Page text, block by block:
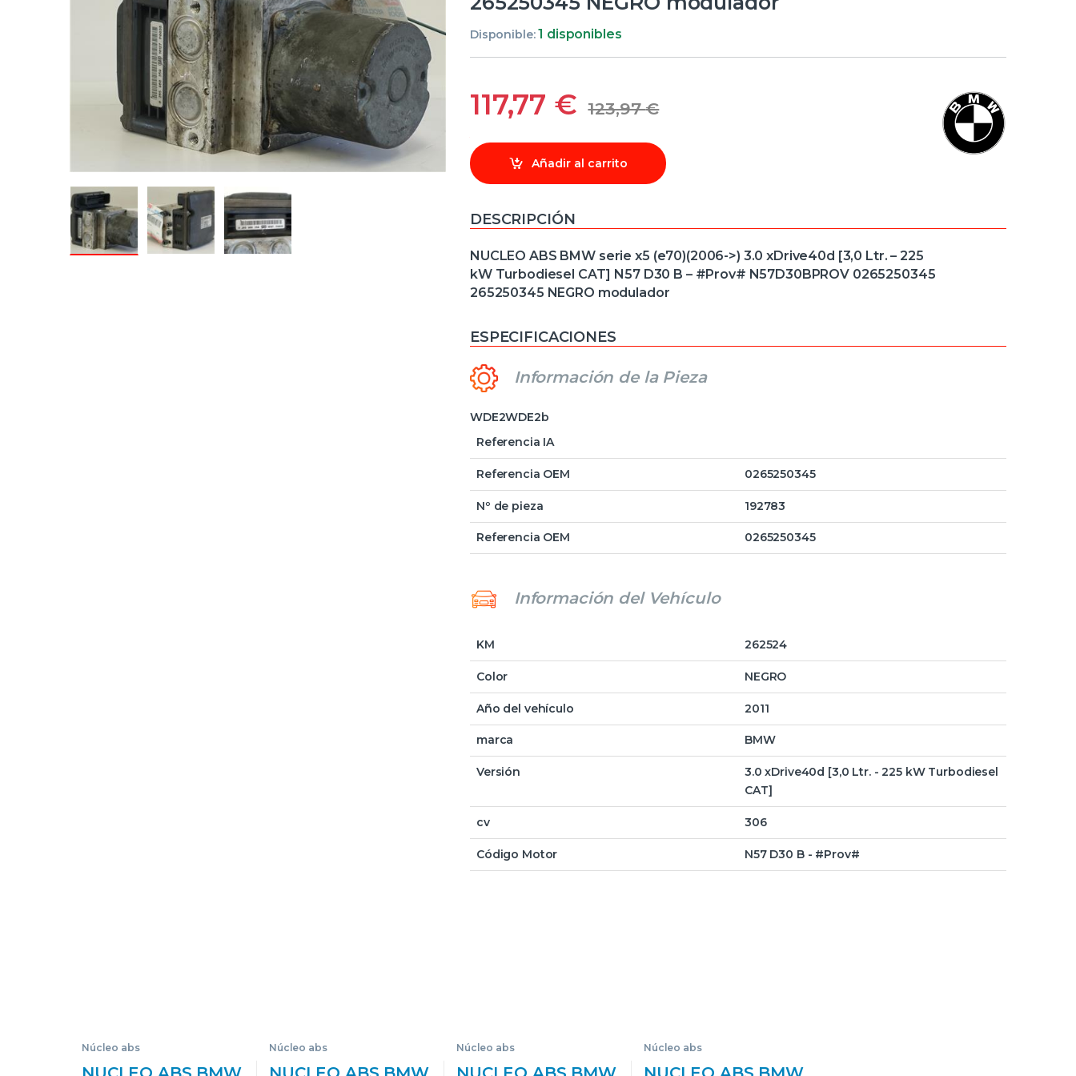
Disponible:1 disponibles
117,77 € 123,97€
Añadir al carrito
DESCRIPCIÓN
NUCLEO ABS BMW serie x5 (e70)(2006->) 3.0 xDrive40d [3,0 Ltr. – 225
kW Turbodiesel CAT] N57 D30 B – #Prov# N57D30BPROV 0265250345
265250345 NEGRO modulador
ESPECIFICACIONES
Información de la Pieza
WDE2WDE2b
Referencia IA
Referencia OEM 0265250345
Nº de pieza 192783
Referencia OEM 0265250345
Información del Vehículo
KM 262524
Color NEGRO
Año del vehículo 2011
marca BMW
Versión
3.0 xDrive40d [3,0 Ltr. - 225 kW Turbodiesel
CAT]
cv 306
Código Motor N57 D30 B - #Prov#
Núcleo abs Núcleo abs Núcleo abs Núcleo abs